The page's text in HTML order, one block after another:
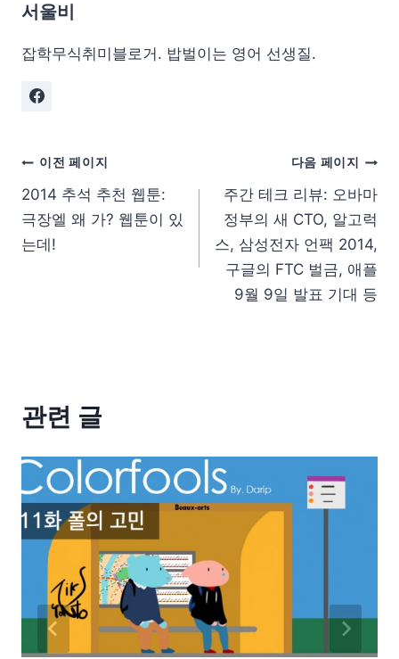
서울비
잡학무식취미블로거. 밥벌이는 영어 선생질.
이전 페이지
2014 추석 추천 웹툰:
극장엘 왜 가? 웹툰이 있
는데!
다음 페이지
주간 테크 리뷰: 오바마
정부의 새 CTO, 알고럭
스, 삼성전자 언팩 2014,
구글의 FTC 벌금, 애플
9월 9일 발표 기대 등
관련 글